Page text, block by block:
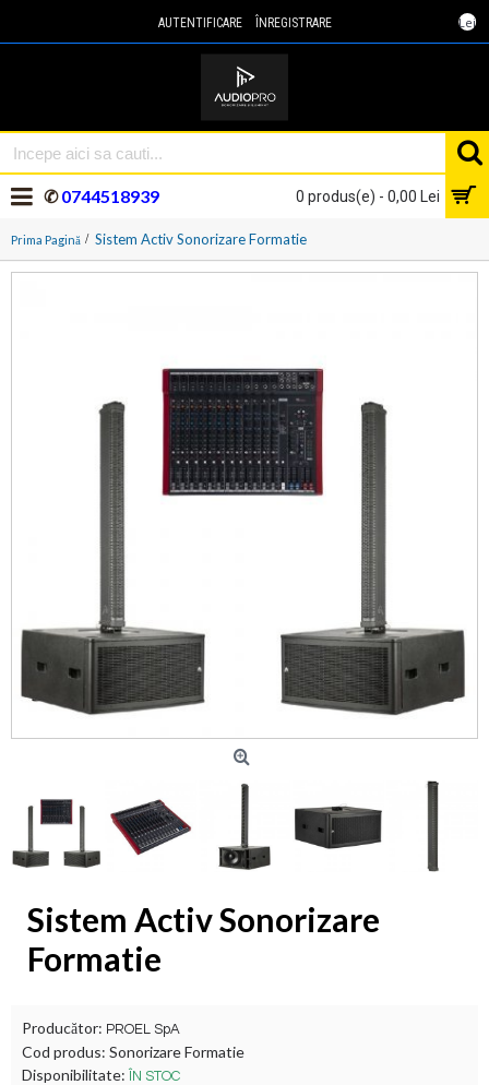
Lei
AUTENTIFICARE ÎNREGISTRARE
0 produs(e) - 0,00 Lei
✆0744518939
Prima Pagină Sistem Activ Sonorizare Formatie
Sistem Activ Sonorizare
Formatie
Producător: PROEL SpA
Cod produs: Sonorizare Formatie
Disponibilitate:
ÎN STOC